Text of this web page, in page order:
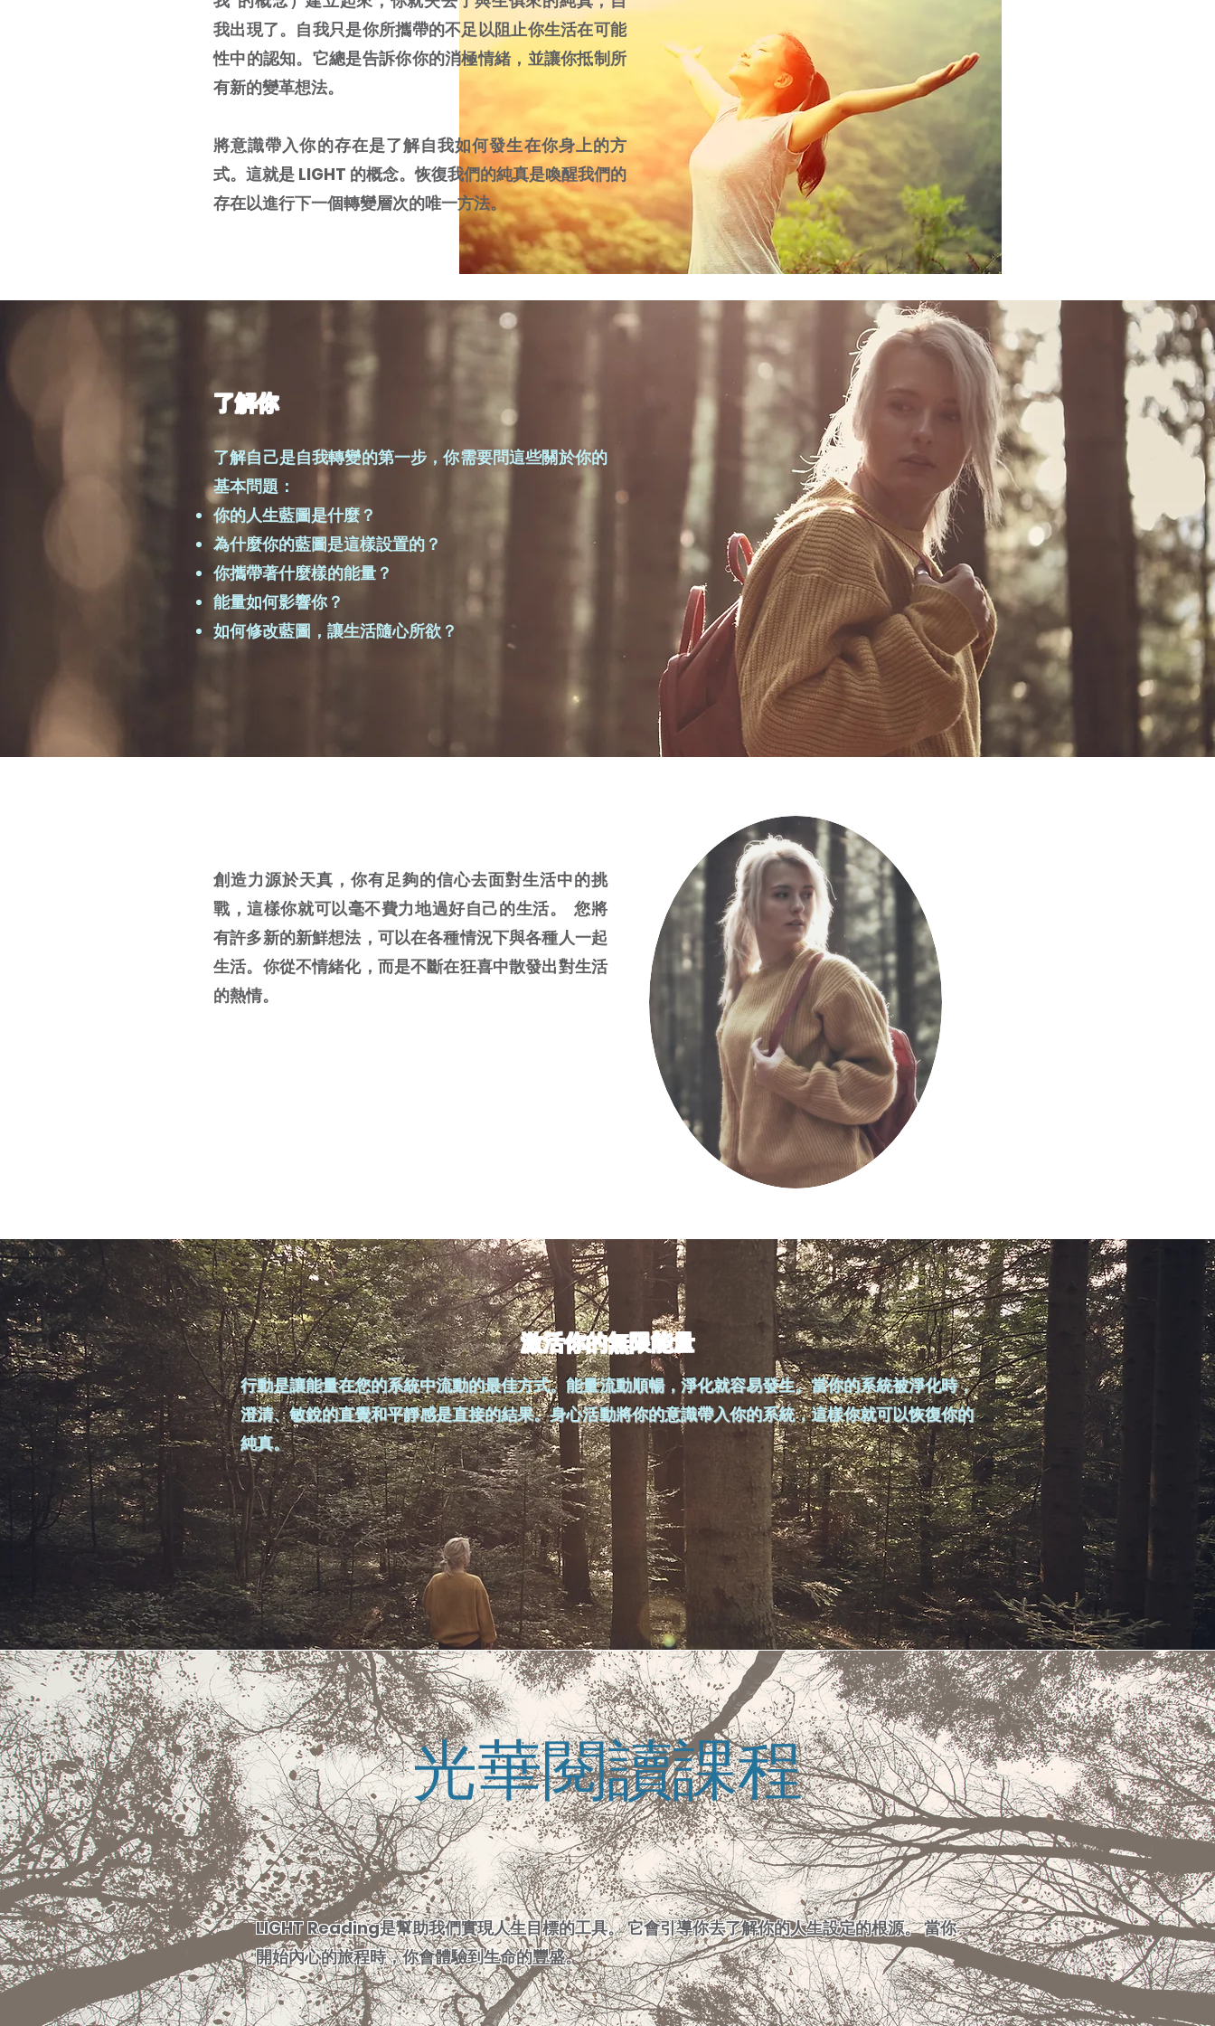
我出現了。自我只是你所攜帶的不足以阻止你生活在可能
性中的認知。它總是告訴你你的消極情緒，並讓你抵制所
有新的變革想法。
將意識帶入你的存在是了解自我如何發生在你身上的方
式。這就是 LIGHT 的概念。恢復我們的純真是喚醒我們的
存在以進行下一個轉變層次的唯一方法。
了解你
了解自己是自我轉變的第一步，你需要問這些關於你的
基本問題：
你的人生藍圖是什麼？
為什麼你的藍圖是這樣設置的？
你攜帶著什麼樣的能量？
能量如何影響你？
如何修改藍圖，讓生活隨心所欲？
創造力源於天真，你有足夠的信心去面對生活中的挑
戰，這樣你就可以毫不費力地過好自己的生活。 您將
有許多新的新鮮想法，可以在各種情況下與各種人一起
生活。你從不情緒化，而是不斷在狂喜中散發出對生活
的熱情。
激活你的無限能量
行動是讓能量在您的系統中流動的最佳方式。能量流動順暢，淨化就容易發生。當你的系統被淨化時，
澄清、敏銳的直覺和平靜感是直接的結果。身心活動將你的意識帶入你的系統，這樣你就可以恢復你的
純真。
光華閱讀課程
LIGHT Reading是幫助我們實現人生目標的工具。 它會引導你去了解你的人生設定的根源。 當你
開始內心的旅程時，你會體驗到生命的豐盛。